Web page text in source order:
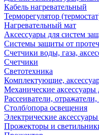
Кабель нагревательный
Терморегулятор
Нагревательный мат
Аксессуары для систем
Системы защиты от
Счетчики воды, газа,
Счетчики
Светотехника
Комплектующие,
Механические аксессуары
Рассеиватели,
Столб/опора освещения
Электрические
Прожекторы и